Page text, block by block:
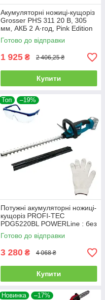
Акумуляторні ножиці-кущоріз
Grosser PHS 311 20 В, 305
мм, АКБ 2 А·год, Pink Edition
Готово до відправки
1 925 ₴ 2 406,25 ₴
Купити
Топ –19%
Потужні акумуляторні ножиці-
кущоріз PROFI-TEC
PDG5220BL POWERLine : без
АКБ (005955)
Готово до відправки
3 280 ₴ 4 068 ₴
Купити
Новинка –17%